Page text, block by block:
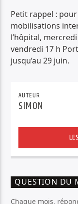
Petit rappel :
mobilisations
l’hôpital,
vendredi 17 h
jusqu’au 29 juin.
AUTEUR
SIMON
QUESTION DU
Chaque mois,